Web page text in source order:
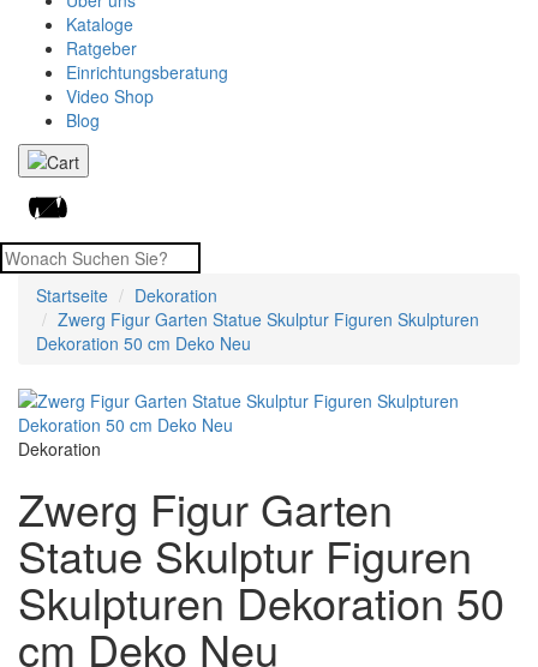
Kataloge
Ratgeber
Einrichtungsberatung
Video Shop
Blog
Startseite
Dekoration
Zwerg Figur Garten Statue Skulptur Figuren Skulpturen
Dekoration 50 cm Deko Neu
Dekoration
Zwerg Figur Garten
Statue Skulptur Figuren
Skulpturen Dekoration 50
cm Deko Neu